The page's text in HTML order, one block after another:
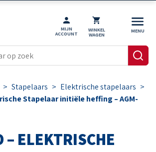
MIJN
ACCOUNT
WINKEL
WAGEN
> Stapelaars > Elektrische stapelaars >
Stapelaar initiële heffing – AGM-
– ELEKTRISCHE